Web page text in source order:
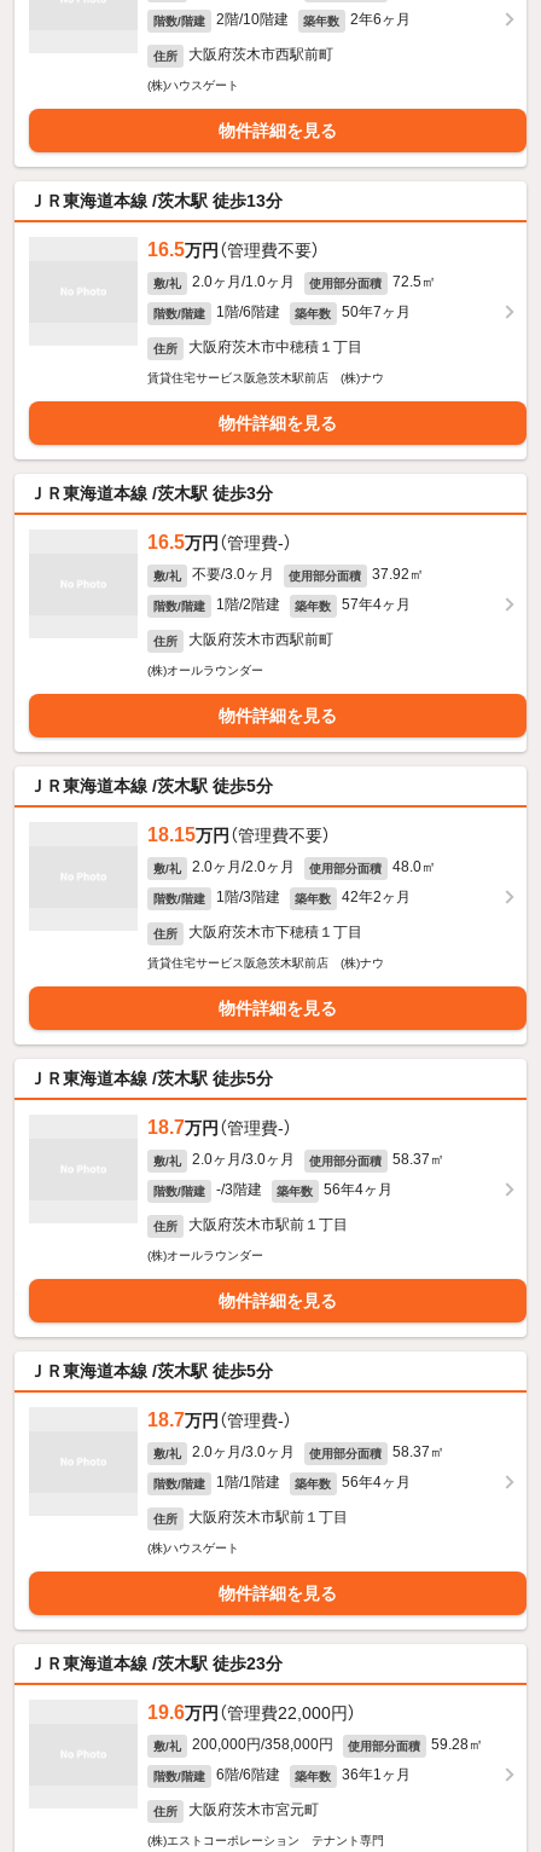
階数/階建 2階/10階建 築年数 2年6ヶ月
住所 大阪府茨木市西駅前町
(株)ハウスゲート
物件詳細を見る
ＪＲ東海道本線 /茨木駅 徒歩13分
16.5万円 （管理費不要）
敷/礼 2.0ヶ月/1.0ヶ月 使用部分面積 72.5㎡
階数/階建 1階/6階建 築年数 50年7ヶ月
住所 大阪府茨木市中穂積１丁目
賃貸住宅サービス阪急茨木駅前店 (株)ナウ
物件詳細を見る
ＪＲ東海道本線 /茨木駅 徒歩3分
16.5万円 （管理費-）
敷/礼 不要/3.0ヶ月 使用部分面積 37.92㎡
階数/階建 1階/2階建 築年数 57年4ヶ月
住所 大阪府茨木市西駅前町
(株)オールラウンダー
物件詳細を見る
ＪＲ東海道本線 /茨木駅 徒歩5分
18.15万円 （管理費不要）
敷/礼 2.0ヶ月/2.0ヶ月 使用部分面積 48.0㎡
階数/階建 1階/3階建 築年数 42年2ヶ月
住所 大阪府茨木市下穂積１丁目
賃貸住宅サービス阪急茨木駅前店 (株)ナウ
物件詳細を見る
ＪＲ東海道本線 /茨木駅 徒歩5分
18.7万円 （管理費-）
敷/礼 2.0ヶ月/3.0ヶ月 使用部分面積 58.37㎡
階数/階建 -/3階建 築年数 56年4ヶ月
住所 大阪府茨木市駅前１丁目
(株)オールラウンダー
物件詳細を見る
ＪＲ東海道本線 /茨木駅 徒歩5分
18.7万円 （管理費-）
敷/礼 2.0ヶ月/3.0ヶ月 使用部分面積 58.37㎡
階数/階建 1階/1階建 築年数 56年4ヶ月
住所 大阪府茨木市駅前１丁目
(株)ハウスゲート
物件詳細を見る
ＪＲ東海道本線 /茨木駅 徒歩23分
19.6万円 （管理費22,000円）
敷/礼 200,000円/358,000円 使用部分面積 59.28㎡
階数/階建 6階/6階建 築年数 36年1ヶ月
住所 大阪府茨木市宮元町
(株)エストコーポレーション テナント専門